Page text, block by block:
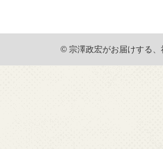
© 宗澤政宏がお届けする